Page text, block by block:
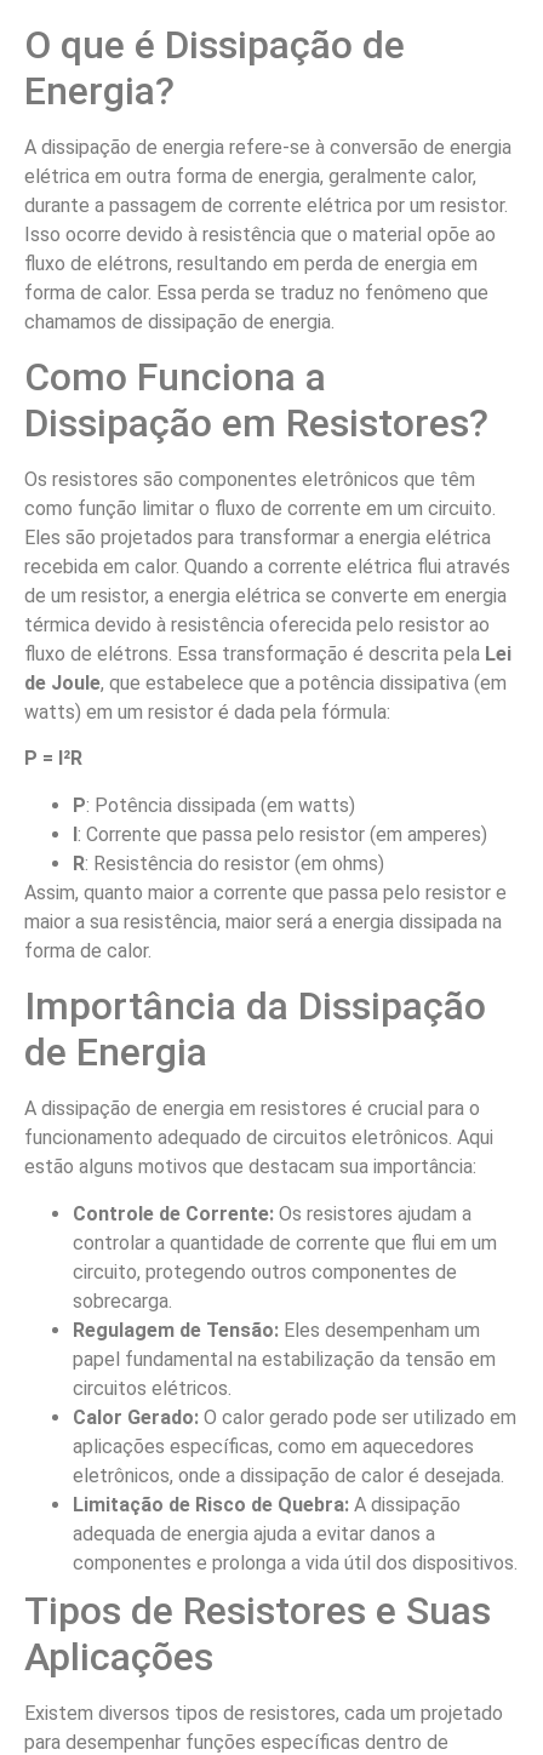
O que é Dissipação de
Energia?
A dissipação de energia refere-se à conversão de energia
elétrica em outra forma de energia, geralmente calor,
durante a passagem de corrente elétrica por um resistor.
Isso ocorre devido à resistência que o material opõe ao
fluxo de elétrons, resultando em perda de energia em
forma de calor. Essa perda se traduz no fenômeno que
chamamos de dissipação de energia.
Como Funciona a
Dissipação em Resistores?
Os resistores são componentes eletrônicos que têm
como função limitar o fluxo de corrente em um circuito.
Eles são projetados para transformar a energia elétrica
recebida em calor. Quando a corrente elétrica flui através
de um resistor, a energia elétrica se converte em energia
térmica devido à resistência oferecida pelo resistor ao
fluxo de elétrons. Essa transformação é descrita pela Lei
de Joule, que estabelece que a potência dissipativa (em
watts) em um resistor é dada pela fórmula:
P = I²R
P: Potência dissipada (em watts)
I: Corrente que passa pelo resistor (em amperes)
R: Resistência do resistor (em ohms)
Assim, quanto maior a corrente que passa pelo resistor e
maior a sua resistência, maior será a energia dissipada na
forma de calor.
Importância da Dissipação
de Energia
A dissipação de energia em resistores é crucial para o
funcionamento adequado de circuitos eletrônicos. Aqui
estão alguns motivos que destacam sua importância:
Controle de Corrente: Os resistores ajudam a
controlar a quantidade de corrente que flui em um
circuito, protegendo outros componentes de
sobrecarga.
Regulagem de Tensão: Eles desempenham um
papel fundamental na estabilização da tensão em
circuitos elétricos.
Calor Gerado: O calor gerado pode ser utilizado em
aplicações específicas, como em aquecedores
eletrônicos, onde a dissipação de calor é desejada.
Limitação de Risco de Quebra: A dissipação
adequada de energia ajuda a evitar danos a
componentes e prolonga a vida útil dos dispositivos.
Tipos de Resistores e Suas
Aplicações
Existem diversos tipos de resistores, cada um projetado
para desempenhar funções específicas dentro de